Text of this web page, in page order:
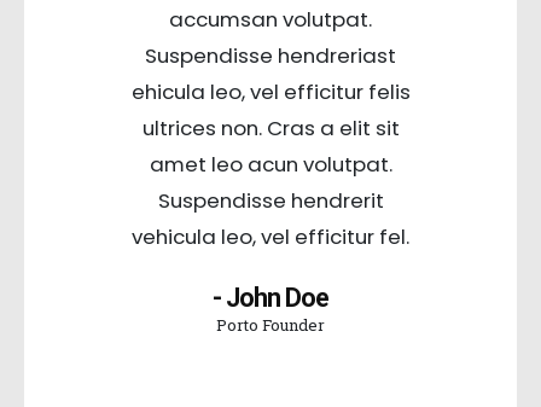
accumsan volutpat.
Suspendisse hendreriast
ehicula leo, vel efficitur felis
ultrices non. Cras a elit sit
amet leo acun volutpat.
Suspendisse hendrerit
vehicula leo, vel efficitur fel.
- John Doe
Porto Founder